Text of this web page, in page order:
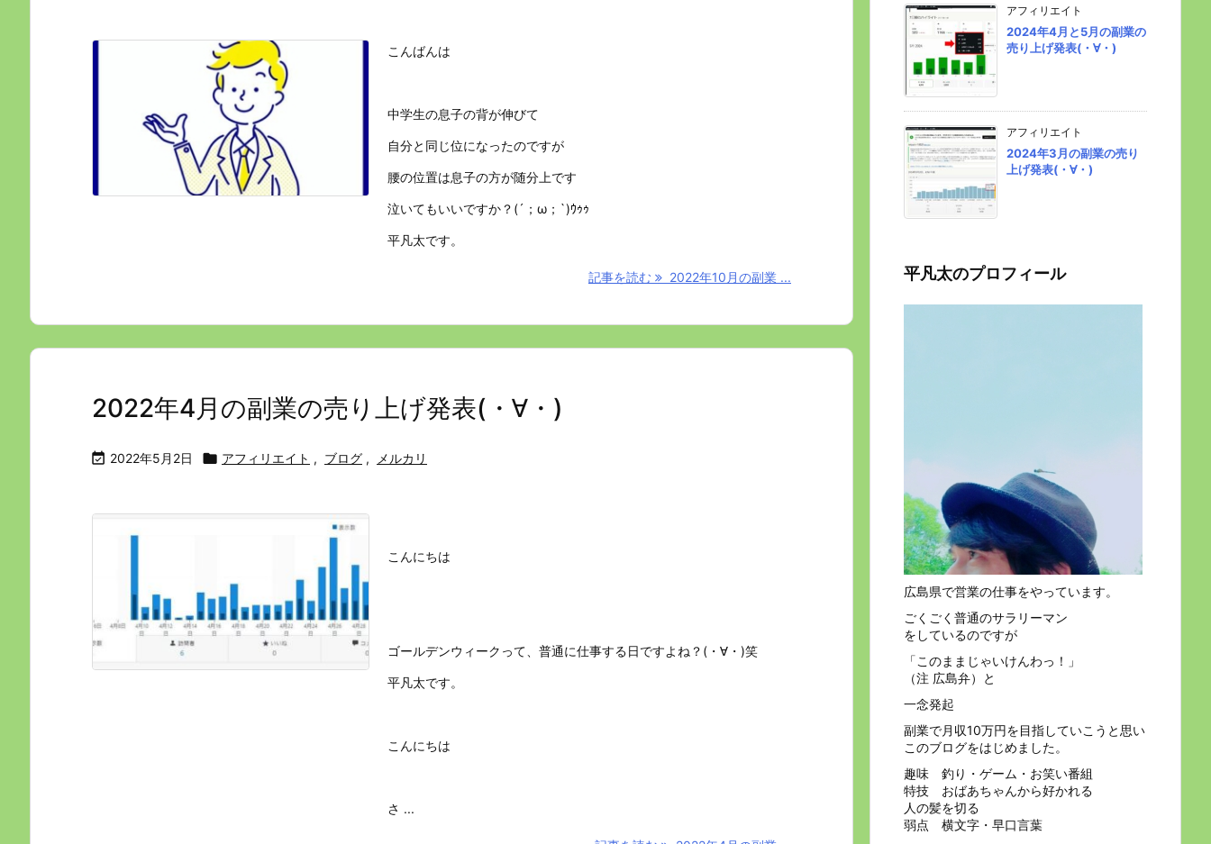
こんばんは
中学生の息子の背が伸びて
自分と同じ位になったのですが
腰の位置は息子の方が随分上です
泣いてもいいですか？(´；ω；`)ｳｩｩ
平凡太です。
記事を読む 2022年10月の副業 ...
2022年4月の副業の売り上げ発表(・∀・)
 2022年5月2日  アフィリエイト , ブログ , メルカリ
こんにちは
ゴールデンウィークって、普通に仕事する日ですよね？(・∀・)笑
平凡太です。
こんにちは
さ ...
アフィリエイト
2024年4月と5月の副業の
売り上げ発表(・∀・)
アフィリエイト
2024年3月の副業の売り
上げ発表(・∀・)
平凡太のプロフィール
広島県で営業の仕事をやっています。
ごくごく普通のサラリーマン
をしているのですが
「このままじゃいけんわっ！」
（注 広島弁）と
一念発起
副業で月収10万円を目指していこうと思い
このブログをはじめました。
趣味 釣り・ゲーム・お笑い番組
特技 おばあちゃんから好かれる
人の髪を切る
弱点 横文字・早口言葉